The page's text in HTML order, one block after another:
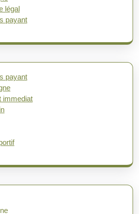
légal
payant
payant
immediat